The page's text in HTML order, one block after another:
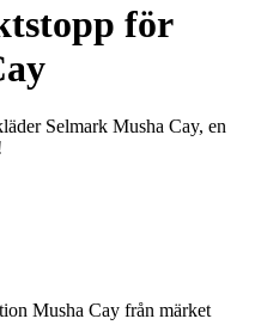
för
Selmark Musha Cay, en
Musha Cay från märket